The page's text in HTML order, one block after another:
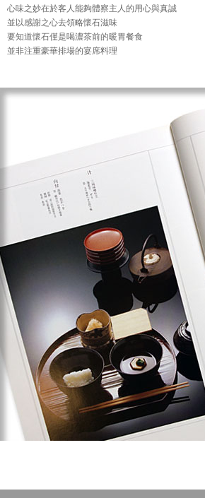
心味之妙在於客人能夠體察主人的用心與真誠
並以感謝之心去領略懷石滋味
要知道懷石僅是喝濃茶前的暖胃餐食
並非注重豪華排場的宴席料理